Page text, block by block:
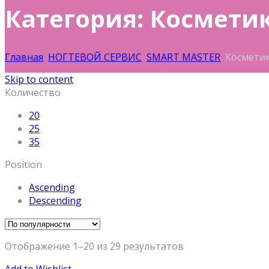
Категория:
Главная НОГТЕВОЙ СЕРВИС SMART MASTER
Skip to content
Количество
20
25
35
Position
Ascending
Descending
Отображение 1–20 из 29 результатов